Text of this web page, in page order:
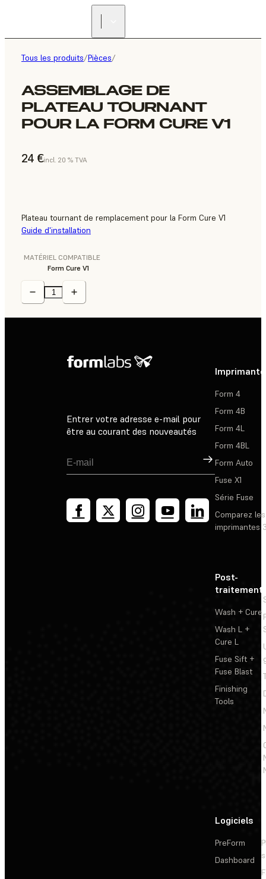
Tous les produits/Pièces/
ASSEMBLAGE DE
PLATEAU TOURNANT
POUR LA FORM CURE V1
24 €incl. 20 % TVA
Plateau tournant de remplacement pour la Form Cure V1
Guide d'installation
MATÉRIEL COMPATIBLE
Form Cure V1
Entrer votre adresse e-mail pour
être au courant des nouveautés
Inscription
Form 4
Form 4B
Form 4L
Form 4BL
Form Auto
Fuse X1
Série Fuse
Comparez les
imprimantes
Post-
traitement
Wash + Cure
Wash L +
Cure L
Fuse Sift +
Fuse Blast
Finishing
Tools
Logiciels
PreForm
Dashboard